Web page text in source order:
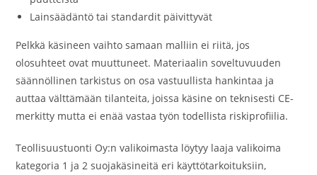
Lainsäädäntö tai standardit päivittyvät
Pelkkä käsineen vaihto samaan malliin ei riitä, jos
olosuhteet ovat muuttuneet. Materiaalin soveltuvuuden
säännöllinen tarkistus on osa vastuullista hankintaa ja
auttaa välttämään tilanteita, joissa käsine on teknisesti CE-
merkitty mutta ei enää vastaa työn todellista riskiprofiilia.
Teollisuustuonti Oy:n valikoimasta löytyy laaja valikoima
kategoria 1 ja 2 suojakäsineitä eri käyttötarkoituksiin,